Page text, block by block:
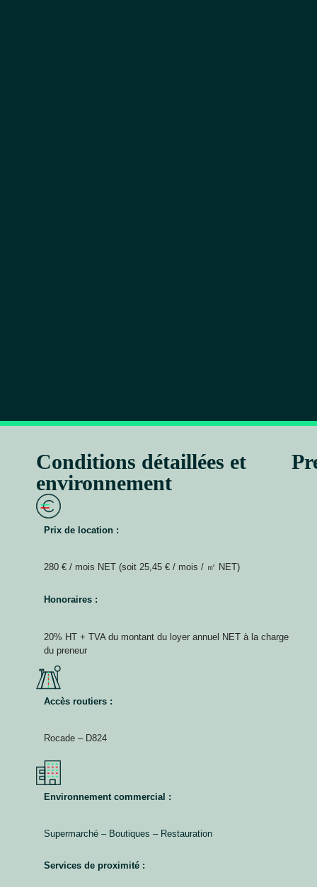
Conditions détaillées et
environnement
Prix de location :
280 € / mois NET (soit 25,45 € / mois / ㎡ NET)
Honoraires :
20% HT + TVA du montant du loyer annuel NET à la charge
du preneur
Accès routiers :
Rocade – D824
Environnement commercial :
Supermarché – Boutiques – Restauration
Services de proximité :